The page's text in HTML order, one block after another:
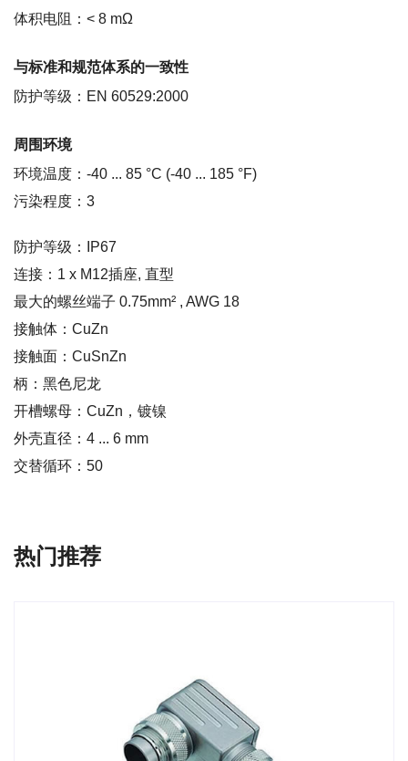
体积电阻：< 8 mΩ
与标准和规范体系的一致性
防护等级：EN 60529:2000
周围环境
环境温度：-40 ... 85 °C (-40 ... 185 °F)
污染程度：3
防护等级：IP67
连接：1 x M12插座, 直型
最大的螺丝端子 0.75mm² , AWG 18
接触体：CuZn
接触面：CuSnZn
柄：黑色尼龙
开槽螺母：CuZn，镀镍
外壳直径：4 ... 6 mm
交替循环：50
热门推荐